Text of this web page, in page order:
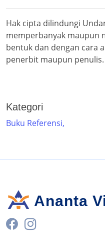
Hak cipta dilindungi
memperbanyak maupun
bentuk dan dengan cara
penerbit maupun penulis.
Kategori
Buku Referensi,
Ananta